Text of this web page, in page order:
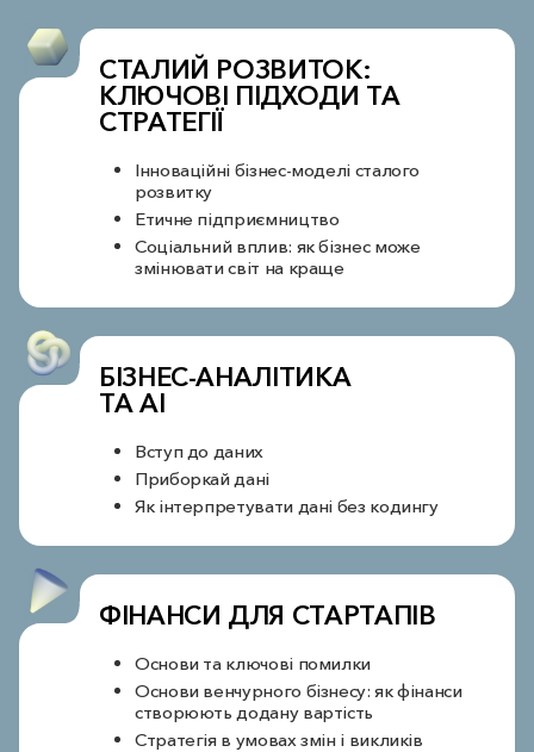
СТАЛИЙ РОЗВИТОК:
КЛЮЧОВІ ПІДХОДИ ТА
СТРАТЕГІЇ
Інноваційні бізнес-моделі сталого
розвитку
Етичне підприємництво
Соціальний вплив: як бізнес може
змінювати світ на краще
БІЗНЕС-АНАЛІТИКА
ТА AI
Вступ до даних
Приборкай дані
Як інтерпретувати дані без кодингу
ФІНАНСИ ДЛЯ СТАРТАПІВ
Основи та ключові помилки
Основи венчурного бізнесу: як фінанси
створюють додану вартість
Стратегія в умовах змін і викликів